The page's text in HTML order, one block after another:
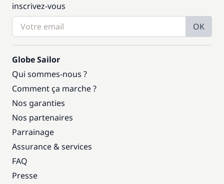
inscrivez-vous
OK
Globe Sailor
Qui sommes-nous ?
Comment ça marche ?
Nos garanties
Nos partenaires
Parrainage
Assurance & services
FAQ
Presse